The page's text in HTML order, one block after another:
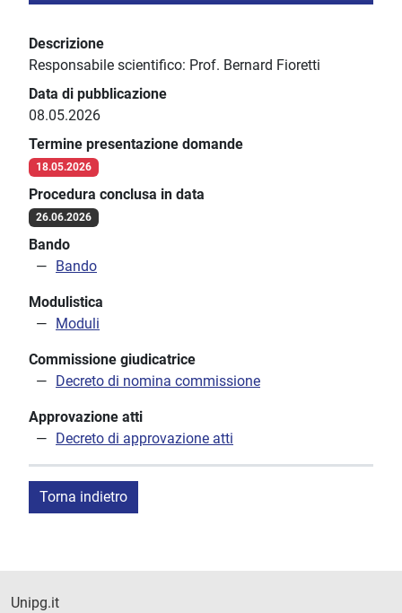
Descrizione
Responsabile scientifico: Prof. Bernard Fioretti
Data di pubblicazione
08.05.2026
Termine presentazione domande
18.05.2026
Procedura conclusa in data
26.06.2026
Bando
Bando
Modulistica
Moduli
Commissione giudicatrice
Decreto di nomina commissione
Approvazione atti
Decreto di approvazione atti
Torna indietro
Unipg.it